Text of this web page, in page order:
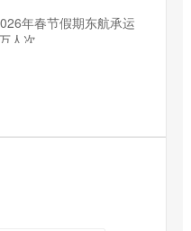
年春节假期东航承运
人次